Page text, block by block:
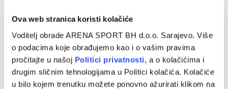
Ova web stranica koristi kolačiće
Voditelj obrade ARENA SPORT BH d.o.o. Sarajevo. Više
o podacima koje obrađujemo kao i o vašim pravima
pročitajte u našoj Politici privatnosti, a o kolačićima i
drugim sličnim tehnologijama u Politici kolačića. Kolačiće
u bilo kojem trenutku možete ponovno ažurirati klikom na